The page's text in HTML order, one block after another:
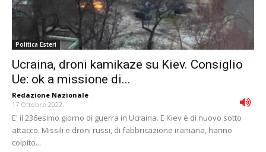
Politica Esteri
Ucraina, droni kamikaze su Kiev. Consiglio
Ue: ok a missione di...
Redazione Nazionale -
17 Ottobre 2022
E' il 236esimo giorno di guerra in Ucraina. E Kiev è di nuovo sotto
attacco. Missili e droni russi, di fabbricazione iraniana, hanno
colpito...